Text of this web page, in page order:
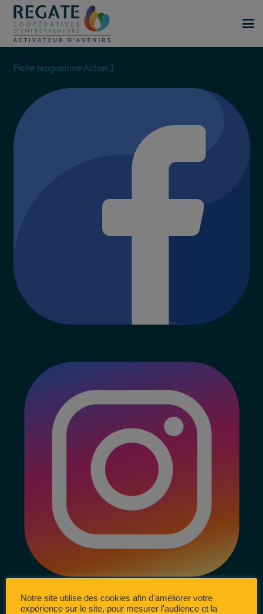
Fiche programme Action 1
Notre site utilise des cookies afin d'améliorer votre
expérience sur le site, pour mesurer l'audience et la